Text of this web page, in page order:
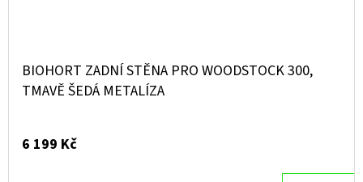
BIOHORT ZADNÍ STĚNA PRO WOODSTOCK 300,
TMAVĚ ŠEDÁ METALÍZA
6 199 Kč